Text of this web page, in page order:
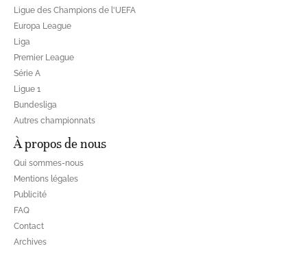
Ligue des Champions de l'UEFA
Europa League
Liga
Premier League
Série A
Ligue 1
Bundesliga
Autres championnats
À propos de nous
Qui sommes-nous
Mentions légales
Publicité
FAQ
Contact
Archives